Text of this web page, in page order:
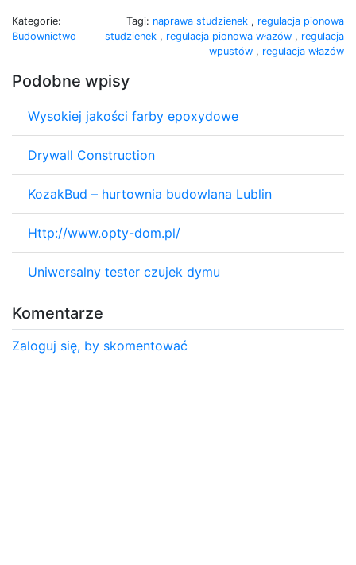
Kategorie:
Budownictwo
Tagi: naprawa studzienek , regulacja pionowa
studzienek , regulacja pionowa włazów , regulacja
wpustów , regulacja włazów
Podobne wpisy
Wysokiej jakości farby epoxydowe
Drywall Construction
KozakBud – hurtownia budowlana Lublin
Http://www.opty-dom.pl/
Uniwersalny tester czujek dymu
Komentarze
Zaloguj się, by skomentować